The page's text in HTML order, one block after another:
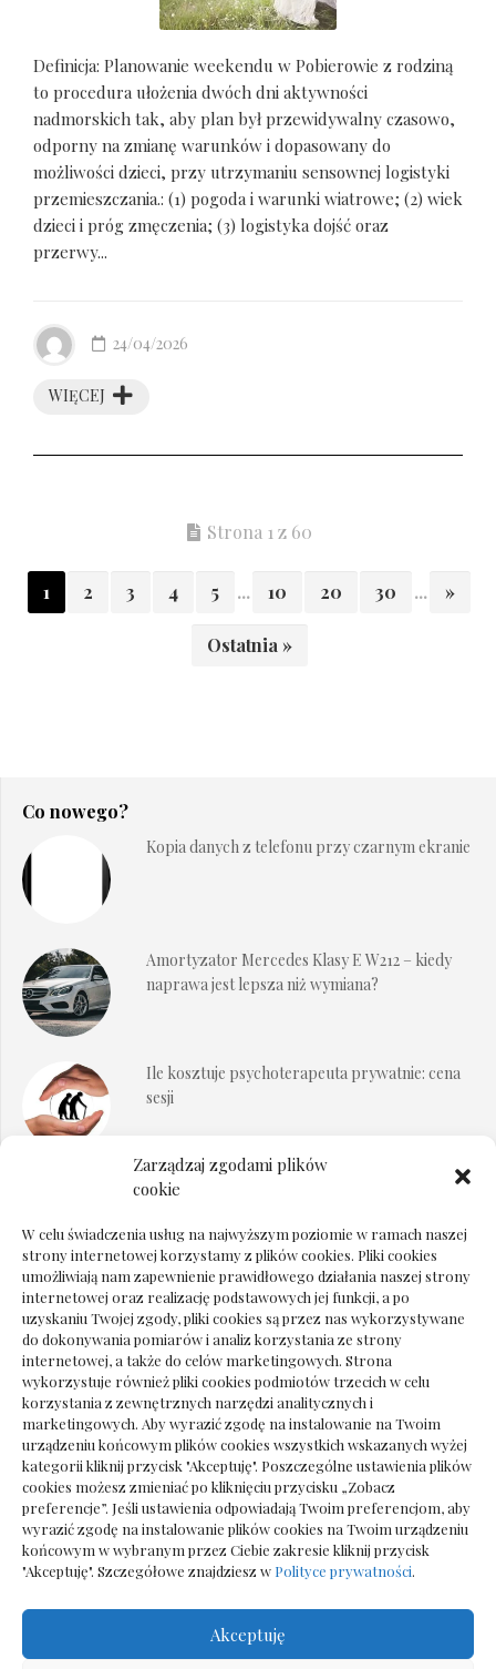
Zarządzaj zgodami plików
cookie
W celu świadczenia usług na najwyższym poziomie w ramach naszej
strony internetowej korzystamy z plików cookies. Pliki cookies
umożliwiają nam zapewnienie prawidłowego działania naszej strony
internetowej oraz realizację podstawowych jej funkcji, a po
uzyskaniu Twojej zgody, pliki cookies są przez nas wykorzystywane
do dokonywania pomiarów i analiz korzystania ze strony
internetowej, a także do celów marketingowych. Strona
wykorzystuje również pliki cookies podmiotów trzecich w celu
korzystania z zewnętrznych narzędzi analitycznych i
marketingowych. Aby wyrazić zgodę na instalowanie na Twoim
urządzeniu końcowym plików cookies wszystkich wskazanych wyżej
kategorii kliknij przycisk "Akceptuję". Poszczególne ustawienia plików
cookies możesz zmieniać po kliknięciu przycisku „Zobacz
preferencje”. Jeśli ustawienia odpowiadają Twoim preferencjom, aby
wyrazić zgodę na instalowanie plików cookies na Twoim urządzeniu
końcowym w wybranym przez Ciebie zakresie kliknij przycisk
"Akceptuję". Szczegółowe znajdziesz w Polityce prywatności.
Akceptuję
Definicja: Planowanie weekendu w Pobierowie z rodziną
to procedura ułożenia dwóch dni aktywności
nadmorskich tak, aby plan był przewidywalny czasowo,
odporny na zmianę warunków i dopasowany do
możliwości dzieci, przy utrzymaniu sensownej logistyki
przemieszczania.: (1) pogoda i warunki wiatrowe; (2) wiek
dzieci i próg zmęczenia; (3) logistyka dojść oraz
przerwy...
WIĘCEJ
24/04/2026
Strona 1 z 60
1 2 3 4 5 ... 10 20 30 ... »
Ostatnia »
Co nowego?
Kopia danych z telefonu przy czarnym ekranie
Amortyzator Mercedes Klasy E W212 – kiedy
naprawa jest lepsza niż wymiana?
Ile kosztuje psychoterapeuta prywatnie: cena
sesji
Dokumenty do odbioru przy zmianie biura
Deska podłogowa do salonu: jak wybrać bez
pośpiechu